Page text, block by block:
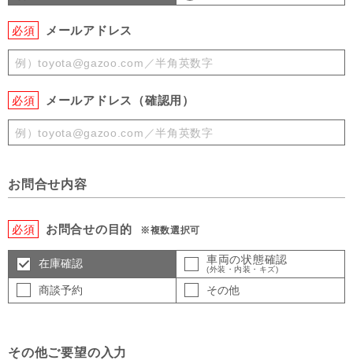
必須 メールアドレス
必須 メールアドレス（確認用）
お問合せ内容
必須 お問合せの目的 ※複数選択可
在庫確認 車両の状態確認
(外装・内装・キズ)
商談予約 その他
その他ご要望の入力